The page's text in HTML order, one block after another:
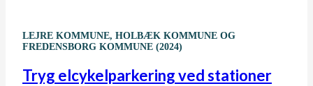
LEJRE KOMMUNE, HOLBÆK KOMMUNE OG
FREDENSBORG KOMMUNE (2024)
Tryg elcykelparkering ved stationer